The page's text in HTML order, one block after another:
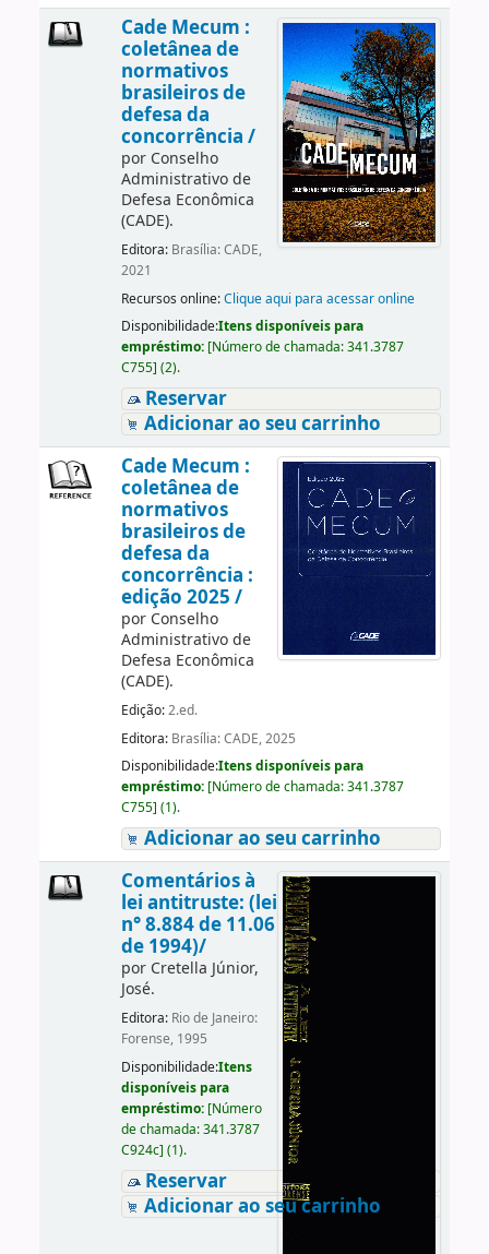
Cade Mecum :
coletânea de
normativos
brasileiros de
defesa da
concorrência /
por Conselho
Administrativo de
Defesa Econômica
(CADE).
Editora: Brasília: CADE,
2021
Recursos online:Clique aqui para acessar online
Disponibilidade:Itens disponíveis para
empréstimo: [Número de chamada:341.3787
C755] (2).
Reservar
Adicionar ao seu carrinho
Cade Mecum :
coletânea de
normativos
brasileiros de
defesa da
concorrência :
edição 2025 /
por Conselho
Administrativo de
Defesa Econômica
(CADE).
Edição:2.ed.
Editora: Brasília: CADE, 2025
Disponibilidade:Itens disponíveis para
empréstimo: [Número de chamada:341.3787
C755] (1).
Adicionar ao seu carrinho
Comentários à
lei antitruste: (lei
n° 8.884 de 11.06
de 1994)/
por Cretella Júnior,
José.
Editora: Rio de Janeiro:
Forense, 1995
Disponibilidade:Itens
disponíveis para
empréstimo: [Número
de chamada:341.3787
C924c] (1).
Reservar
Adicionar ao seu carrinho